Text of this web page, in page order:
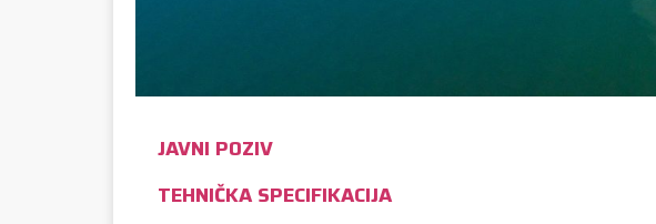
JAVNI POZIV
TEHNIČKA SPECIFIKACIJA